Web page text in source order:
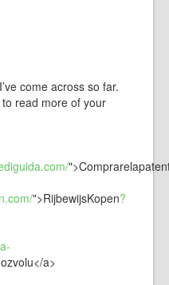
come across so far.
read more of your
">RijbewijsKopen?
a>